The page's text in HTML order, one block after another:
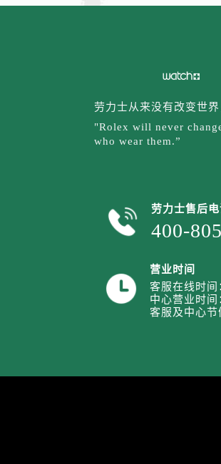
内蒙古自治区包
内蒙古自治区赤
内蒙古自治区鄂
内蒙古自治区呼
内蒙古自治区锡
内蒙古自治区兴
山西省晋城市城
山西省晋中市榆
山西省临汾市尧
山西省运城市盐
山西省太原市迎
劳力士从来没有改变世
"Rolex will never
who wear them.”
劳力士售后电
400-
营业时间
客服在线时
中心营业时
客服及中心节